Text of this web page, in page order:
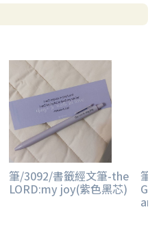
筆/3092/書籤經文筆-the
LORD:my joy(紫色黑芯)
筆/